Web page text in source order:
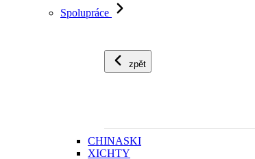
Spolupráce
zpět
CHINASKI
XICHTY